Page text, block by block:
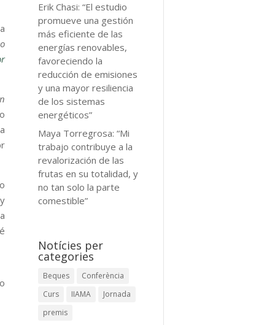
Erik Chasi: “El estudio
promueve una gestión
más eficiente de las
energías renovables,
favoreciendo la
reducción de emisiones
y una mayor resiliencia
de los sistemas
energéticos”
Maya Torregrosa: “Mi
trabajo contribuye a la
revalorización de las
frutas en su totalidad, y
no tan solo la parte
comestible”
Notícies per
categories
Beques
Conferència
Curs
IIAMA
Jornada
premis